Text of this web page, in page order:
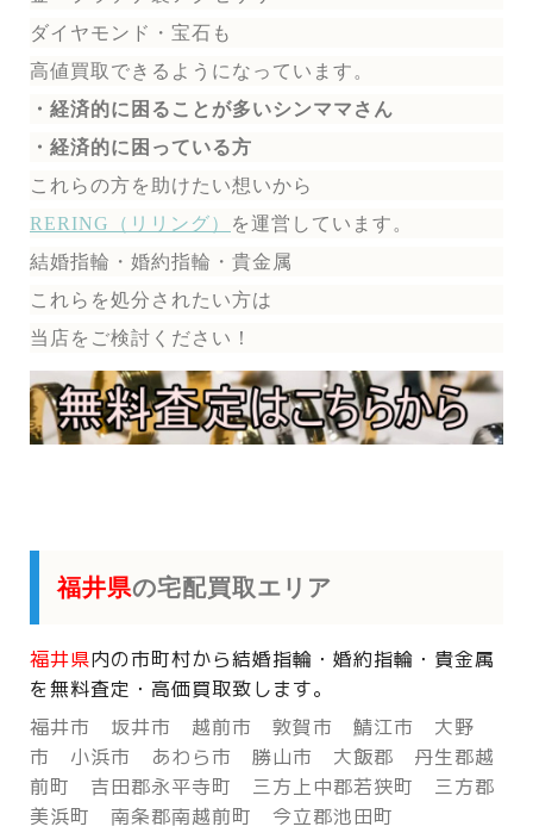
ダイヤモンド・宝石も
高値買取できるようになっています。
・経済的に困ることが多いシンママさん
・経済的に困っている方
これらの方を助けたい想いから
RERING（リリング）
を運営しています。
結婚指輪・婚約指輪・貴金属
これらを処分されたい方は
当店をご検討ください！
福井県の宅配買取エリア
福井県内の市町村から結婚指輪・婚約指輪・貴金属
を無料査定・高価買取致します。
福井市 坂井市 越前市 敦賀市 鯖江市 大野
市 小浜市 あわら市 勝山市 大飯郡 丹生郡越
前町 吉田郡永平寺町 三方上中郡若狭町 三方郡
美浜町 南条郡南越前町 今立郡池田町